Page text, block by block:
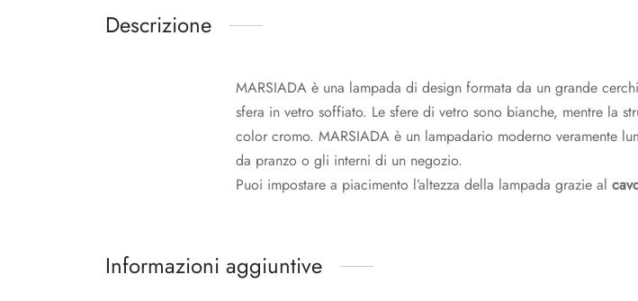
Descrizione
MARSIADA è una lampada di design formata da un grande
sfera in vetro soffiato. Le sfere di vetro sono bianche, mentre la
color cromo. MARSIADA è un lampadario moderno veramente
da pranzo o gli interni di un negozio.
Puoi impostare a piacimento l’altezza della lampada grazie al
Informazioni aggiuntive